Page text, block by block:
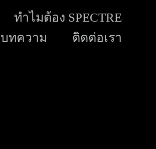
ทำไมต้อง SPECTRE
บทความ ติดต่อเรา